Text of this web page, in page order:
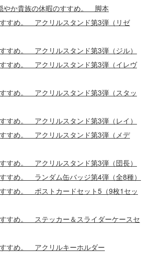
やか貴族の休暇のすすめ。 脚本
すめ。 アクリルスタンド第3弾（リゼ
すめ。 アクリルスタンド第3弾（ジル）
すめ。 アクリルスタンド第3弾（イレヴ
すめ。 アクリルスタンド第3弾（スタッ
すめ。 アクリルスタンド第3弾（レイ）
すめ。 アクリルスタンド第3弾（メデ
すめ。 アクリルスタンド第3弾（団長）
すめ。 ランダム缶バッジ第4弾（全8種）
すめ。 ポストカードセット5（9枚1セッ
すめ。 ステッカー＆スライダーケースセ
すめ。 アクリルキーホルダー